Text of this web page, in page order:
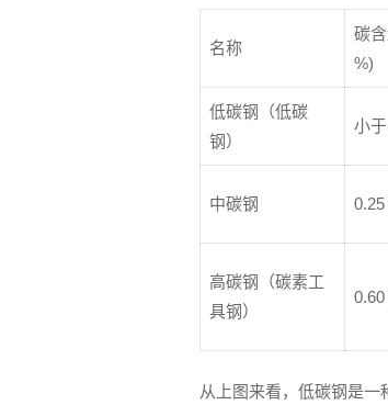
名称
碳
%)
低碳钢（低碳
钢）
小
中碳钢
高碳钢（碳素工
具钢）
从上图来看，低碳钢是